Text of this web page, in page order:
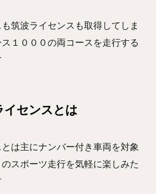
筑波ライセンスも取得してしま
１０００の両コースを走行する
イセンスとは
は主にナンバー付き車両を対象
スポーツ走行を気軽に楽しみた